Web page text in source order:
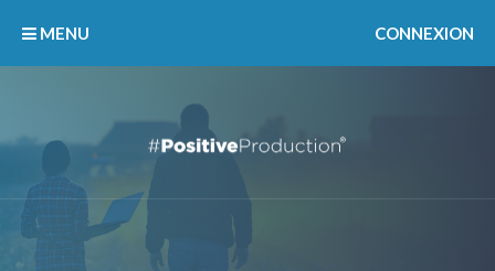
MENU CONNEXION